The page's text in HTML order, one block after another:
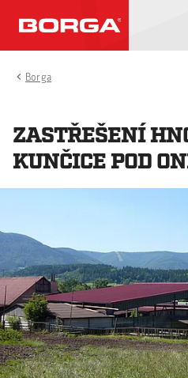
Borga
ZASTŘEŠENÍ
KUNČICE POD